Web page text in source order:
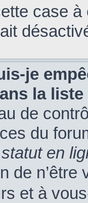
case à
je
la
de
du
en
de n’être
et à